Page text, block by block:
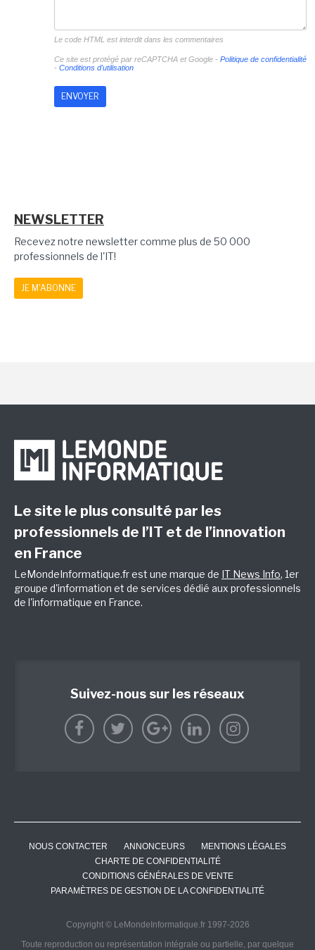
Le code HTML est interdit dans les commentaires
Ce site est protégé par reCAPTCHA et Google - Politique de confidentialité
- Conditions d'utilisation
NEWSLETTER
Recevez notre newsletter comme plus de 50 000
professionnels de l'IT!
JE M'ABONNE
Le site le plus consulté par les
professionnels de l’IT et de l’innovation
en France
LeMondeInformatique.fr est une marque de IT News Info, 1er
groupe d'information et de services dédié aux professionnels
de l'informatique en France.
Suivez-nous sur les réseaux
NOUS CONTACTER ANNONCEURS
MENTIONS LÉGALES
CHARTE DE CONFIDENTIALITÉ
CONDITIONS GÉNÉRALES DE VENTE
PARAMÈTRES DE GESTION DE LA CONFIDENTIALITÉ
Copyright © LeMondeInformatique.fr 1997-2026
Toute reproduction ou représentation intégrale ou partielle, par quelque